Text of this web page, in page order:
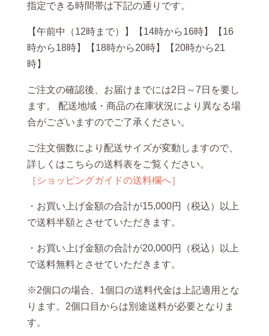
指定できる時間帯は下記の通りです。
【午前中（12時まで）】【14時から16時】【16
時から18時】【18時から20時】【20時から21
時】
ご注文の確認後、お届けまでには2日～7日を要し
ます。 配送地域・商品の在庫状況により異なる場
合がございますのでご了承ください。
ご注文個数により配送サイズが変動しますので、
詳しくはこちらの送料表をご覧ください。
［ショッピングガイドの送料欄へ］
・お買い上げ金額の合計が15,000円（税込）以上
で送料半額とさせていただきます。
・お買い上げ金額の合計が20,000円（税込）以上
で送料無料とさせていただきます。
※2個口の場合、1個口の送料代金は上記適用とな
ります。2個口目からは別途送料が必要となりま
す。